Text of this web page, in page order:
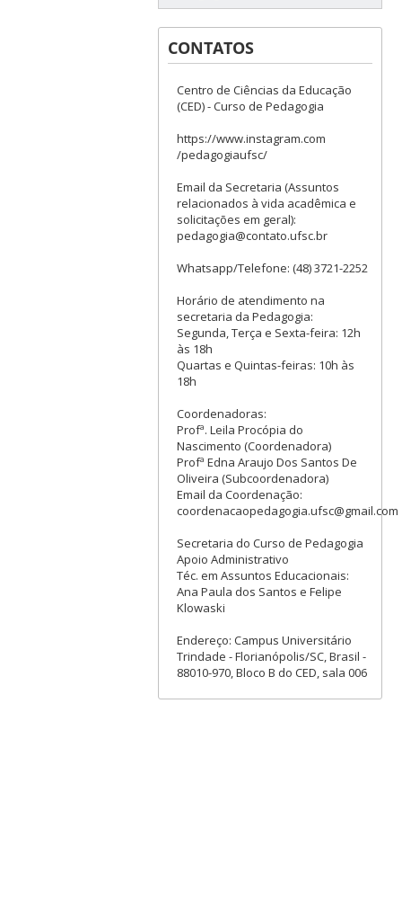
CONTATOS
Centro de Ciências da Educação
(CED) - Curso de Pedagogia
https://www.instagram.com
/pedagogiaufsc/
Email da Secretaria (Assuntos
relacionados à vida acadêmica e
solicitações em geral):
pedagogia@contato.ufsc.br
Whatsapp/Telefone: (48) 3721-2252
Horário de atendimento na
secretaria da Pedagogia:
Segunda, Terça e Sexta-feira: 12h
às 18h
Quartas e Quintas-feiras: 10h às
18h
Coordenadoras:
Profª. Leila Procópia do
Nascimento (Coordenadora)
Profª Edna Araujo Dos Santos De
Oliveira (Subcoordenadora)
Email da Coordenação:
coordenacaopedagogia.ufsc@gmail.com
Secretaria do Curso de Pedagogia
Apoio Administrativo
Téc. em Assuntos Educacionais:
Ana Paula dos Santos e Felipe
Klowaski
Endereço: Campus Universitário
Trindade - Florianópolis/SC, Brasil -
88010-970, Bloco B do CED, sala 006